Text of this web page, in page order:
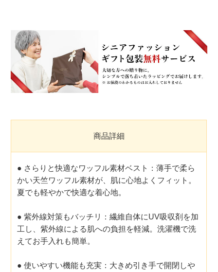
商品詳細
● さらりと快適なワッフル素材ベスト：薄手で柔ら
かい天竺ワッフル素材が、肌に心地よくフィット。
夏でも軽やかで快適な着心地。
● 紫外線対策もバッチリ：繊維自体にUV吸収剤を加
工し、紫外線による肌への負担を軽減。洗濯機で洗
えてお手入れも簡単。
● 使いやすい機能も充実：大きめ引き手で開閉しや